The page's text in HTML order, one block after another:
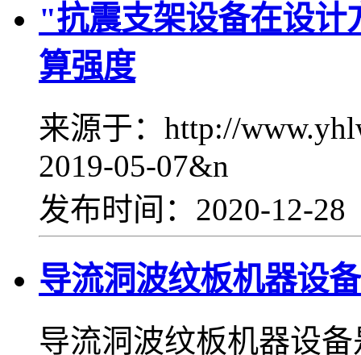
"抗震支架设备在设计
算强度
来源于：http://
2019-05-07&n
发布时间：2020-12-
导流洞波纹板机器设
导流洞波纹板机器设